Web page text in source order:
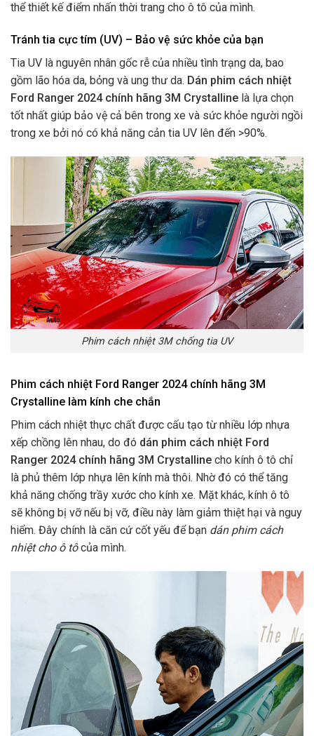
thể thiết kế điểm nhấn thời trang cho ô tô của mình.
Tránh tia cực tím (UV) – Bảo vệ sức khỏe của bạn
Tia UV là nguyên nhân gốc rễ của nhiều tình trạng da, bao
gồm lão hóa da, bỏng và ung thư da. Dán phim cách nhiệt
Ford Ranger 2024 chính hãng 3M Crystalline là lựa chọn
tốt nhất giúp bảo vệ cả bên trong xe và sức khỏe người ngồi
trong xe bởi nó có khả năng cản tia UV lên đến >90%.
Phim cách nhiệt 3M chống tia UV
Phim cách nhiệt Ford Ranger 2024 chính hãng 3M
Crystalline làm kính che chắn
Phim cách nhiệt thực chất được cấu tạo từ nhiều lớp nhựa
xếp chồng lên nhau, do đó dán phim cách nhiệt Ford
Ranger 2024 chính hãng 3M Crystalline cho kính ô tô chỉ
là phủ thêm lớp nhựa lên kính mà thôi. Nhờ đó có thể tăng
khả năng chống trầy xước cho kính xe. Mặt khác, kính ô tô
sẽ không bị vỡ nếu bị vỡ, điều này làm giảm thiệt hại và nguy
hiểm. Đây chính là căn cứ cốt yếu để bạn dán phim cách
nhiệt cho ô tôcủa mình.